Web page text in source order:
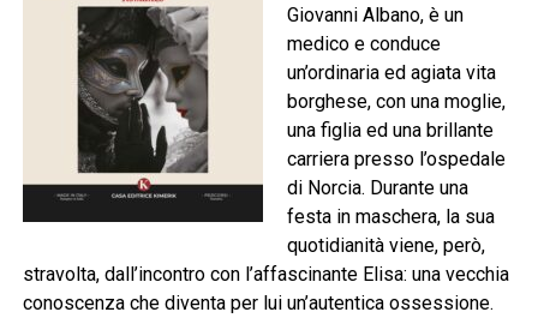
Giovanni Albano, è un
medico e conduce
un’ordinaria ed agiata vita
borghese, con una moglie,
una figlia ed una brillante
carriera presso l’ospedale
di Norcia. Durante una
festa in maschera, la sua
quotidianità viene, però,
stravolta, dall’incontro con l’affascinante Elisa: una vecchia
conoscenza che diventa per lui un’autentica ossessione.